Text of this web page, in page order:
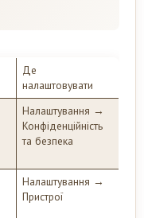
Де
налаштовувати
Налаштування →
Конфіденційність
та безпека
Налаштування →
Пристрої